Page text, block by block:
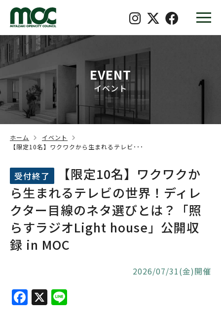
EVENT
イベント
ホーム
イベント
【限定10名】ワクワクから生まれるテレビ･･･
受付終了
【限定10名】ワクワクか
ら生まれるテレビの世界！ディレ
クター目線のネタ選びとは？「照
らすラジオLight house」公開収
録 in MOC
2026/07/31(金)開催
F X